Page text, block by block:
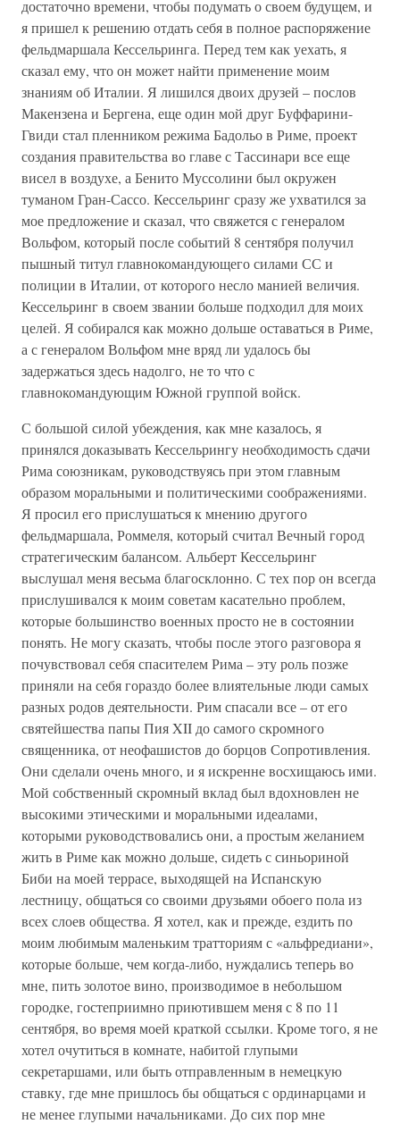
достаточно времени, чтобы подумать о своем будущем, и
я пришел к решению отдать себя в полное распоряжение
фельдмаршала Кессельринга. Перед тем как уехать, я
сказал ему, что он может найти применение моим
знаниям об Италии. Я лишился двоих друзей – послов
Макензена и Бергена, еще один мой друг Буффарини-
Гвиди стал пленником режима Бадольо в Риме, проект
создания правительства во главе с Тассинари все еще
висел в воздухе, а Бенито Муссолини был окружен
туманом Гран-Сассо. Кессельринг сразу же ухватился за
мое предложение и сказал, что свяжется с генералом
Вольфом, который после событий 8 сентября получил
пышный титул главнокомандующего силами СС и
полиции в Италии, от которого несло манией величия.
Кессельринг в своем звании больше подходил для моих
целей. Я собирался как можно дольше оставаться в Риме,
а с генералом Вольфом мне вряд ли удалось бы
задержаться здесь надолго, не то что с
главнокомандующим Южной группой войск.
С большой силой убеждения, как мне казалось, я
принялся доказывать Кессельрингу необходимость сдачи
Рима союзникам, руководствуясь при этом главным
образом моральными и политическими соображениями.
Я просил его прислушаться к мнению другого
фельдмаршала, Роммеля, который считал Вечный город
стратегическим балансом. Альберт Кессельринг
выслушал меня весьма благосклонно. С тех пор он всегда
прислушивался к моим советам касательно проблем,
которые большинство военных просто не в состоянии
понять. Не могу сказать, чтобы после этого разговора я
почувствовал себя спасителем Рима – эту роль позже
приняли на себя гораздо более влиятельные люди самых
разных родов деятельности. Рим спасали все – от его
святейшества папы Пия XII до самого скромного
священника, от неофашистов до борцов Сопротивления.
Они сделали очень много, и я искренне восхищаюсь ими.
Мой собственный скромный вклад был вдохновлен не
высокими этическими и моральными идеалами,
которыми руководствовались они, а простым желанием
жить в Риме как можно дольше, сидеть с синьориной
Биби на моей террасе, выходящей на Испанскую
лестницу, общаться со своими друзьями обоего пола из
всех слоев общества. Я хотел, как и прежде, ездить по
моим любимым маленьким тратториям с «альфредиани»,
которые больше, чем когда-либо, нуждались теперь во
мне, пить золотое вино, производимое в небольшом
городке, гостеприимно приютившем меня с 8 по 11
сентября, во время моей краткой ссылки. Кроме того, я не
хотел очутиться в комнате, набитой глупыми
секретаршами, или быть отправленным в немецкую
ставку, где мне пришлось бы общаться с ординарцами и
не менее глупыми начальниками. До сих пор мне